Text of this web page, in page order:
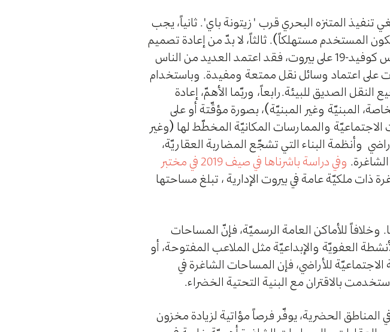
تنفيذ المتنزه البحري قرب "زيتونة باي". ثانياً، يجب
المستخدم مستهلكاً). ثالثاً، لا بدّ من إعادة تصميم
الشوارع على نحوٍ يعطي الأولوية للمشاة. ولاستخلاص العبر من تأثير فيروس كوفيد-19 على بيروت، فقد اعتمد العديد من الناس
على اعتماد وسائل نقل ممتعة ومفيدة. وباستخدام
الصديق للبيئة.رابعاً، وربّما الأهمّ، إعادة
المبنيّة وغير المبنيّة)، بصورة مؤقّتة أو على
والممارسات المكانيّة المخطّط لها (وغير
وأنظمة البناء التي تشجّع المضاربة العقاريّة،
وفي دراسة باشرناها في صيف 2019 في مختبر
في بيروت، تبيّن لنا وجود 932 أرض شاغرة ذات ملكيّة عامة في بيروت الإدارية ، تبلغ مساحتها
للأماكن العامة الرسميّة، فإنّ المساحات
العفويّة والإبداعيّة مثل الملاعب المفتوحة، أو
للأراضي، فإن المساحات الشاغرة في
بالاقتران مع البنية التحتية الخضراء.
الحضرية، يوفّر فرصاً مؤاتية لزيادة مخزون